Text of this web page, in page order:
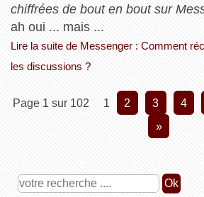
chiffrées de bout en bout sur
ah oui ... mais ...
Lire la suite de Messenger : Comment
les discussions ?
Page 1 sur 102 1 2 3 4
»